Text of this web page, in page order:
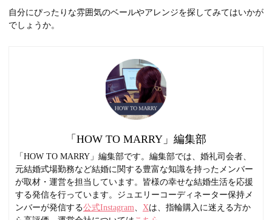
自分にぴったりな雰囲気のベールやアレンジを探してみてはいかが
でしょうか。
「HOW TO MARRY」編集部
「HOW TO MARRY」編集部です。編集部では、婚礼司会者、
元結婚式場勤務など結婚に関する豊富な知識を持ったメンバー
が取材・運営を担当しています。皆様の幸せな結婚生活を応援
する発信を行っています。ジュエリーコーディネーター保持メ
ンバーが発信する公式Instagram、 Xは、指輪購入に迷える方か